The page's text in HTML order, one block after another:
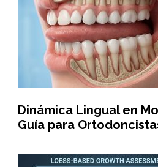
Dinámica Lingual en
Guía para